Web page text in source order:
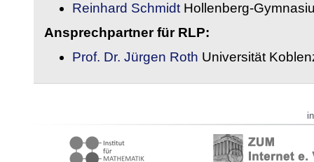
Reinhard Schmidt Hollenberg-
Ansprechpartner für RLP:
Prof. Dr. Jürgen Roth Universität